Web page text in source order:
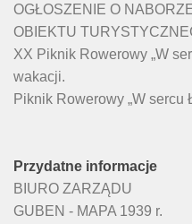
OGŁOSZENIE O
OBIEKTU
XX Piknik Rowerowy „W
wakacji.
Piknik Rowerowy „W sercu
Przydatne informacje
BIURO ZARZĄDU
GUBEN - MAPA 1939 r.